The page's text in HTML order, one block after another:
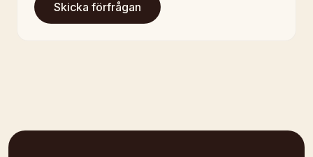
Skicka förfrågan